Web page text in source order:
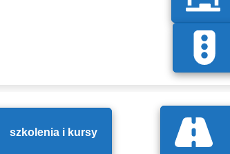
szkolenia i kursy